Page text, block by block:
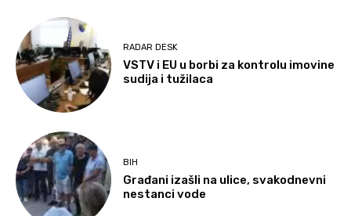
RADAR DESK
VSTV i EU u borbi za kontrolu imovine
sudija i tužilaca
BIH
Građani izašli na ulice, svakodnevni
nestanci vode